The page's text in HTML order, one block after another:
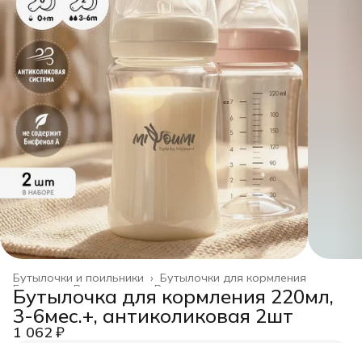
Бутылочки для кормления
Бутылочки и поильники ›
Все для кормления
Все товары
Главная
Бутылочка для кормления 220мл,
3-6мес.+, антиколиковая 2шт
1 062 ₽